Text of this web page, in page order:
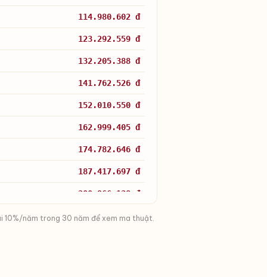
114.980.602 đ
123.292.559 đ
132.205.388 đ
141.762.526 đ
152.010.550 đ
162.999.405 đ
174.782.646 đ
187.417.697 đ
200.966.138 đ
215.493.996 đ
năm trong 30 năm để xem ma thuật.